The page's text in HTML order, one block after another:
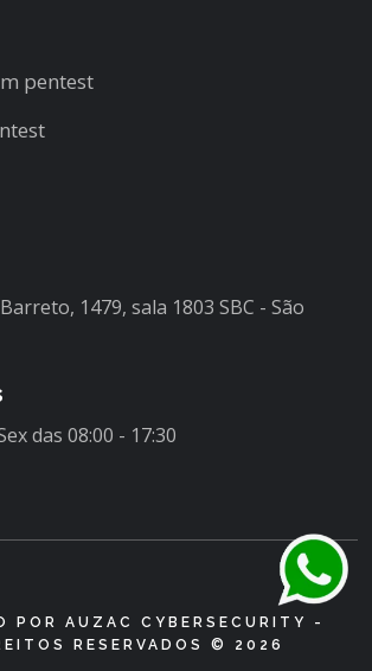
pentest
1479, sala 1803 SBC - São
das 08:00 - 17:30
POR AUZAC CYBERSECURITY -
RESERVADOS © 2026